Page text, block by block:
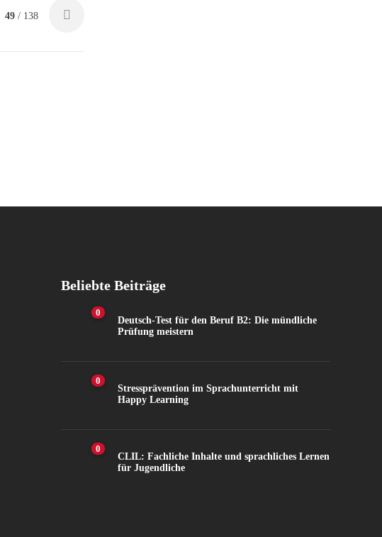
49 / 138
Beliebte Beiträge
0
Deutsch-Test für den Beruf B2: Die mündliche
Prüfung meistern
0
Stressprävention im Sprachunterricht mit
Happy Learning
0
CLIL: Fachliche Inhalte und sprachliches Lernen
für Jugendliche